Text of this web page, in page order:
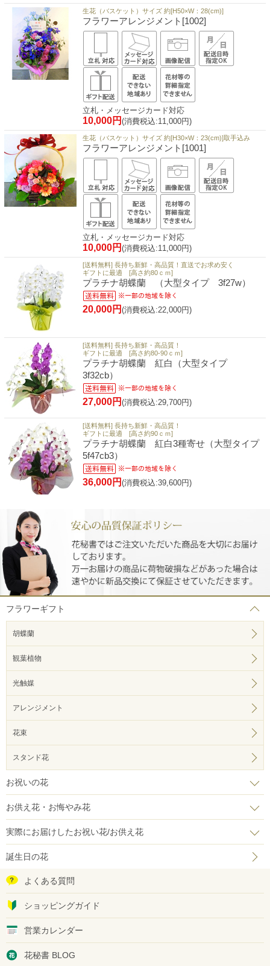
生花（バスケット）サイズ 約[H50×W：28(cm)]
フラワーアレンジメント[1002]
立札・メッセージカード対応
10,000円 (消費税込:11,000円)
生花（バスケット）サイズ 約[H30×W：23(cm)]取手込み
フラワーアレンジメント[1001]
立札・メッセージカード対応
10,000円 (消費税込:11,000円)
[送料無料] 長持ち新鮮・高品質！直送でお求め安く
ギフトに最適 [高さ約80ｃｍ]
プラチナ胡蝶蘭 （大型タイプ 3f27w）
20,000円 (消費税込:22,000円)
[送料無料] 長持ち新鮮・高品質！
ギフトに最適 [高さ約80-90ｃｍ]
プラチナ胡蝶蘭 紅白（大型タイプ
3f32cb）
27,000円 (消費税込:29,700円)
[送料無料] 長持ち新鮮・高品質！
ギフトに最適 [高さ約90ｃｍ]
プラチナ胡蝶蘭 紅白3種寄せ（大型タイプ
5f47cb3）
36,000円 (消費税込:39,600円)
フラワーギフト
胡蝶蘭
観葉植物
光触媒
アレンジメント
花束
スタンド花
お祝いの花
お供え花・お悔やみ花
実際にお届けしたお祝い花/お供え花
誕生日の花
よくある質問
ショッピングガイド
営業カレンダー
花秘書 BLOG